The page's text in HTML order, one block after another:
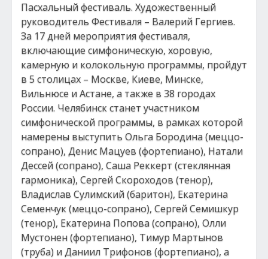
Пасхальный фестиваль. Художественный
руководитель Фестиваля – Валерий Гергиев.
За 17 дней мероприятия фестиваля,
включающие симфоническую, хоровую,
камерную и колокольную программы, пройдут
в 5 столицах – Москве, Киеве, Минске,
Вильнюсе и Астане, а также в 38 городах
России. Челябинск станет участником
симфонической программы, в рамках которой
намерены выступить Ольга Бородина (меццо-
сопрано), Денис Мацуев (фортепиано), Натали
Дессей (сопрано), Саша Реккерт (стеклянная
гармоника), Сергей Скороходов (тенор),
Владислав Сулимский (баритон), Екатерина
Семенчук (меццо-сопрано), Сергей Семишкур
(тенор), Екатерина Попова (сопрано), Олли
Мустонен (фортепиано), Тимур Мартынов
(труба) и Даниил Трифонов (фортепиано), а